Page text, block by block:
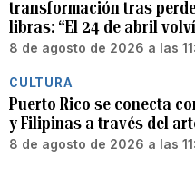
transformación tras
libras: “El 24 de abril
8 de agosto de 2026 a las
CULTURA
Puerto Rico se conecta
y Filipinas a través del
8 de agosto de 2026 a las